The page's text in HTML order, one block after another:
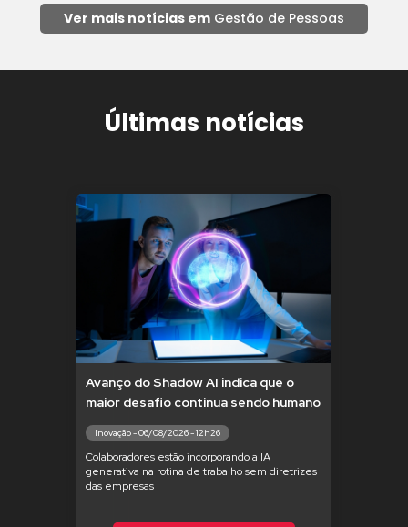
Ver mais notícias em Gestão de Pessoas
Últimas notícias
Avanço do Shadow AI indica que o
maior desafio continua sendo humano
Inovação - 06/08/2026 - 12h26
Colaboradores estão incorporando a IA
generativa na rotina de trabalho sem diretrizes
das empresas